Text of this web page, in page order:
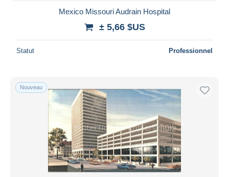
Mexico Missouri Audrain Hospital
± 5,66 $US
Statut Professionnel
Nouveau